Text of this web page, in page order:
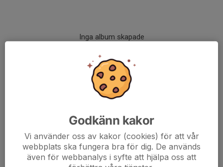
Inga album skapade
Godkänn kakor
Vi använder oss av kakor (cookies) för att vår
webbplats ska fungera bra för dig. De används
även för webbanalys i syfte att hjälpa oss att